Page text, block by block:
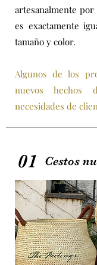
artesanalmente
es exactamente
tamaño y color.
Algunos de los
nuevos hechos
necesidades de
01 Cestos